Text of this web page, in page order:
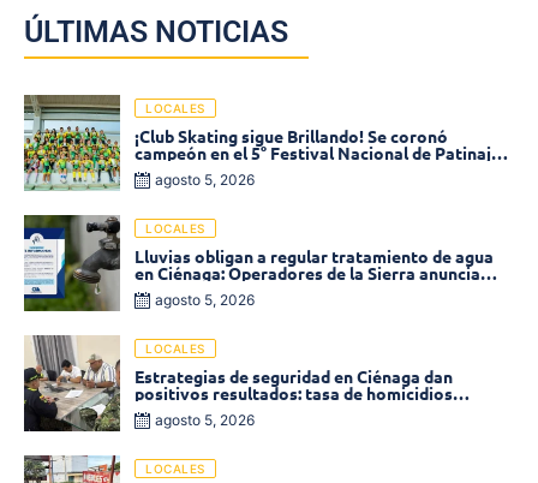
ÚLTIMAS NOTICIAS
LOCALES
¡Club Skating sigue Brillando! Se coronó
campeón en el 5° Festival Nacional de Patinaje
«Soledad sobre Ruedas»
agosto 5, 2026
LOCALES
Lluvias obligan a regular tratamiento de agua
en Ciénaga: Operadores de la Sierra anuncia
baja presión en varios sectores
agosto 5, 2026
LOCALES
Estrategias de seguridad en Ciénaga dan
positivos resultados: tasa de homicidios
disminuyó un 58% en 2026
agosto 5, 2026
LOCALES